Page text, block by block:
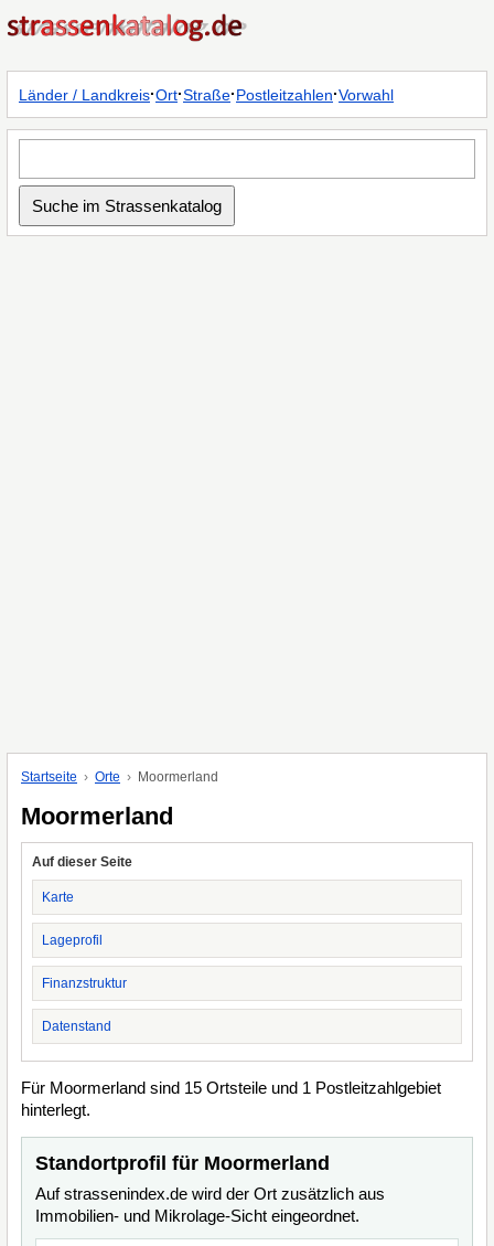
Länder / Landkreis·Ort·Straße·Postleitzahlen·Vorwahl
Startseite Orte Moormerland
Moormerland
Auf dieser Seite
Karte
Lageprofil
Finanzstruktur
Datenstand
Für Moormerland sind 15 Ortsteile und 1 Postleitzahlgebiet
hinterlegt.
Standortprofil für Moormerland
Auf strassenindex.de wird der Ort zusätzlich aus
Immobilien- und Mikrolage-Sicht eingeordnet.